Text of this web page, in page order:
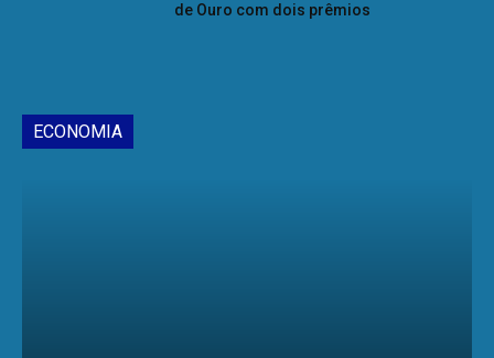
de Ouro com dois prêmios
ECONOMIA